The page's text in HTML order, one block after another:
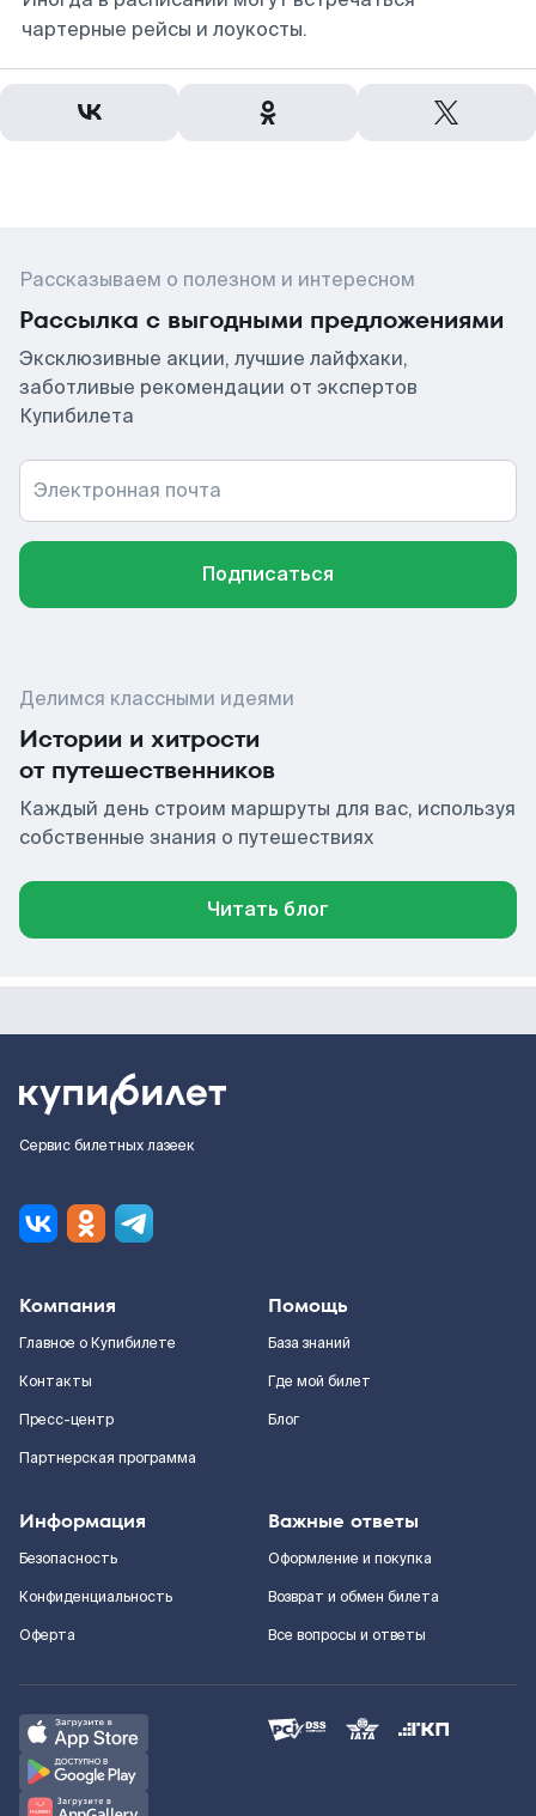
чартерные рейсы и лоукосты.
Рассказываем о полезном и интересном
Рассылка с выгодными предложениями
Эксклюзивные акции, лучшие лайфхаки,
заботливые рекомендации от экспертов
Купибилета
Электронная почта
Подписаться
Делимся классными идеями
Истории и хитрости
от путешественников
Каждый день строим маршруты для вас, используя
собственные знания о путешествиях
Читать блог
Сервис билетных лазеек
Компания
Главное о Купибилете
Контакты
Пресс-центр
Партнерская программа
Помощь
База знаний
Где мой билет
Блог
Информация
Безопасность
Конфиденциальность
Оферта
Важные ответы
Оформление и покупка
Возврат и обмен билета
Все вопросы и ответы